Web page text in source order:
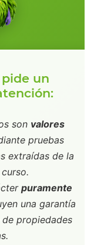
un
son valores
pruebas
extraídas de la
puramente
una garantía
propiedades